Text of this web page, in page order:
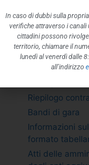
Provvedimenti
Provvedimenti
CONTROLLI
BANDI DI GARA
Riepilogo
Bandi di gara
Informazioni
formato
Atti delle
In caso di dubbi sulla
verifiche attraverso i
cittadini possono
territorio, chiamare il
lunedì al venerdì dalle
all’indirizzo